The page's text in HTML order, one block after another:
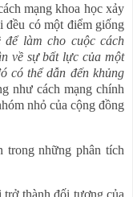
mạng khoa học xảy
đều có một điểm giống
để làm cho cuộc cách
về sự bất lực của một
có thể dẫn đến khủng
như cách mạng chính
nhỏ của cộng đồng
trong những phân tích